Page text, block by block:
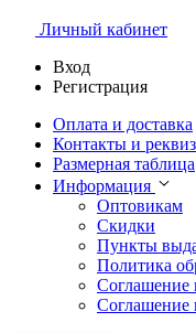
Личный кабинет
Вход
Регистрация
Оплата и доставка
Контакты и
Размерная таблица
Информация
Оптовикам
Скидки
Пункты
Политика
Соглашение
Соглашение